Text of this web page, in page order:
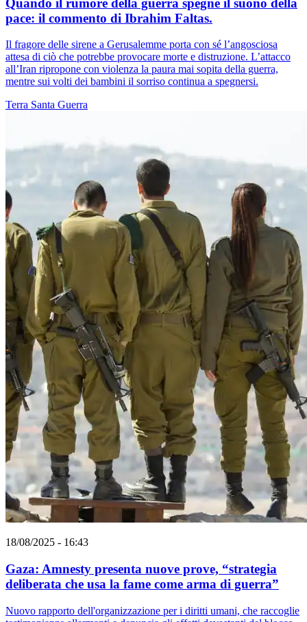
pace: il commento di Ibrahim Faltas.
Il fragore delle sirene a Gerusalemme porta con sé l’angosciosa
attesa di ciò che potrebbe provocare morte e distruzione. L’attacco
all’Iran ripropone con violenza la paura mai sopita della guerra,
mentre sui volti dei bambini il sorriso continua a spegnersi.
Terra Santa Guerra
18/08/2025 - 16:43
Gaza: Amnesty presenta nuove prove, “strategia
deliberata che usa la fame come arma di guerra”
Nuovo rapporto dell'organizzazione per i diritti umani, che raccoglie